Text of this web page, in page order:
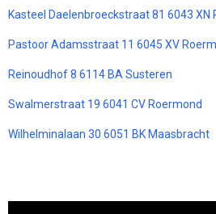
Kasteel Daelenbroeckstraat 81 6043 XN
Pastoor Adamsstraat 11 6045 XV
Reinoudhof 8 6114 BA Susteren
Swalmerstraat 19 6041 CV Roermond
Wilhelminalaan 30 6051 BK Maasbracht